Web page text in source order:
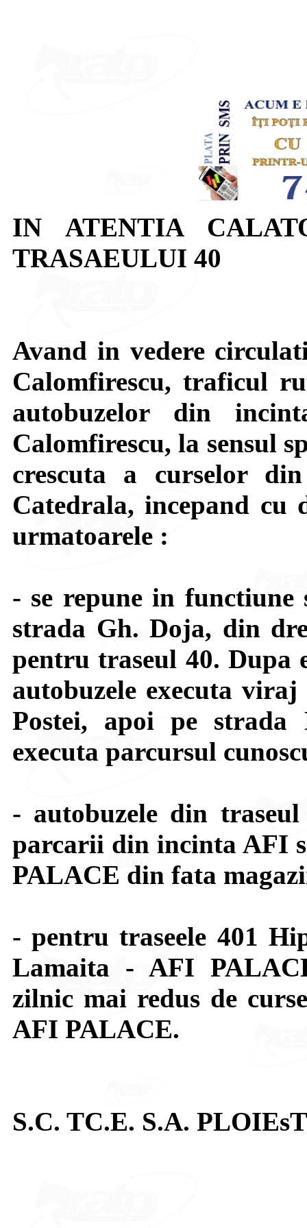
IN ATENTIA
TRASAEULUI 40
Avand in vedere
Calomfirescu, traficul
autobuzelor din
Calomfirescu, la sensul
crescuta a curselor
Catedrala, incepand cu
urmatoarele :
- se repune in
strada Gh. Doja, din
pentru traseul 40. Dupa
autobuzele executa
Postei, apoi pe
executa parcursul
- autobuzele din
parcarii din incinta AFI
PALACE din fata
- pentru traseele 401
Lamaita - AFI
zilnic mai redus de
AFI PALACE.
S.C. TC.E. S.A.